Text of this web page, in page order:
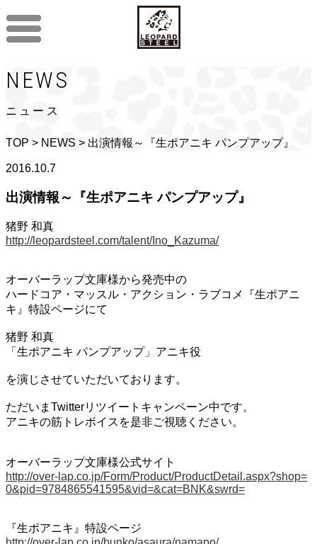
NEWS
ニュース
TOP > NEWS > 出演情報～『生ポアニキ パンプアップ』
2016.10.7
出演情報～『生ポアニキ パンプアップ』
猪野 和真
http://leopardsteel.com/talent/Ino_Kazuma/
オーバーラップ文庫様から発売中の
ハードコア・マッスル・アクション・ラブコメ『生ポアニ
キ』特設ページにて
猪野 和真
「生ポアニキ パンプアップ」アニキ役
を演じさせていただいております。
ただいまTwitterリツイートキャンペーン中です。
アニキの筋トレボイスを是非ご視聴ください。
オーバーラップ文庫様公式サイト
http://over-lap.co.jp/Form/Product/ProductDetail.aspx?shop=
0&pid=9784865541595&vid=&cat=BNK&swrd=
『生ポアニキ』特設ページ